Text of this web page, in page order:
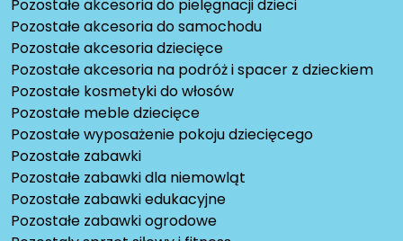
Pozostałe akcesoria do pielęgnacji dzieci
Pozostałe akcesoria do samochodu
Pozostałe akcesoria dziecięce
Pozostałe akcesoria na podróż i spacer z dzieckiem
Pozostałe kosmetyki do włosów
Pozostałe meble dziecięce
Pozostałe wyposażenie pokoju dziecięcego
Pozostałe zabawki
Pozostałe zabawki dla niemowląt
Pozostałe zabawki edukacyjne
Pozostałe zabawki ogrodowe